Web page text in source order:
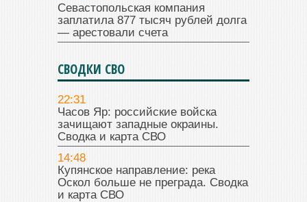
Севастопольская компания
заплатила 877 тысяч рублей долга
— арестовали счета
СВОДКИ СВО
22:31
Часов Яр: российские войска
зачищают западные окраины.
Сводка и карта СВО
14:48
Купянское направление: река
Оскол больше не преграда. Сводка
и карта СВО